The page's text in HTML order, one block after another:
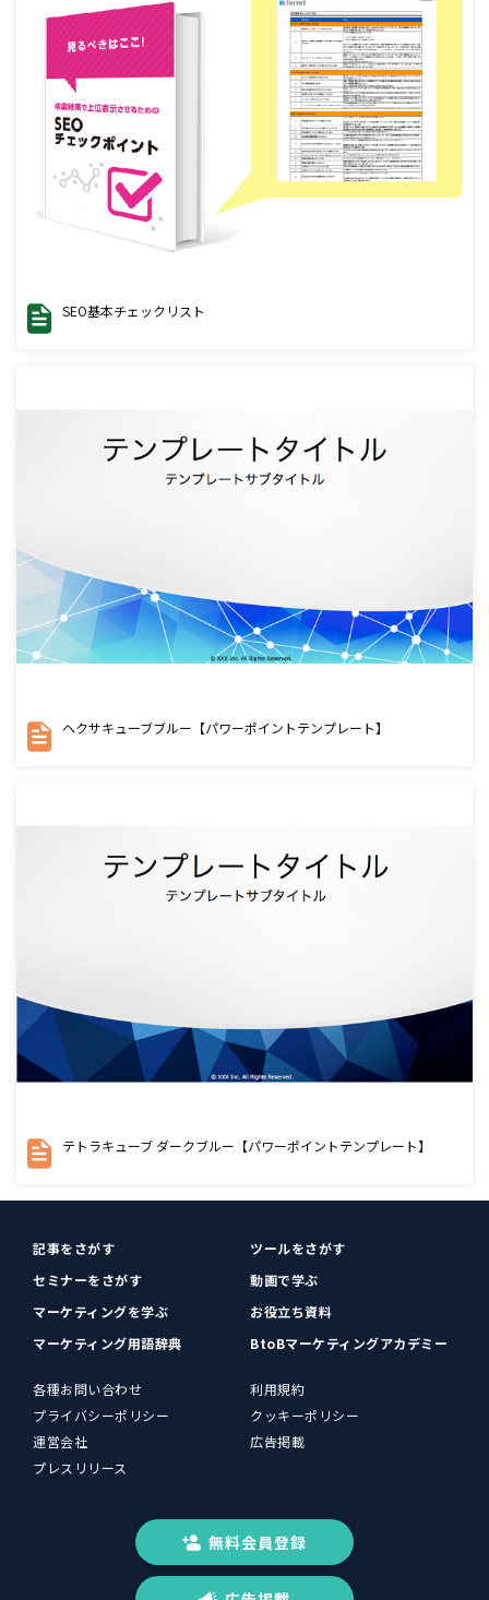
SEO基本チェックリスト
ヘクサキューブブルー【パワーポイントテンプレート】
テトラキューブ ダークブルー【パワーポイントテンプレート】
記事をさがす
ツールをさがす
セミナーをさがす
動画で学ぶ
マーケティングを学ぶ
お役立ち資料
マーケティング用語辞典
BtoBマーケティングアカデミー
各種お問い合わせ
利用規約
プライバシーポリシー
クッキーポリシー
運営会社
広告掲載
プレスリリース
無料会員登録